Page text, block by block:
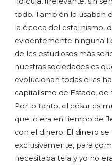
todo. También la usaban
la época del estalinismo,
evidentemente ninguna
de los estudiosos más
nuestras sociedades es
evolucionan todas ellas
capitalismo de Estado,
Por lo tanto, el césar es
que lo era en tiempo de
con el dinero. El dinero se
exclusivamente, para
necesitaba tela y yo no